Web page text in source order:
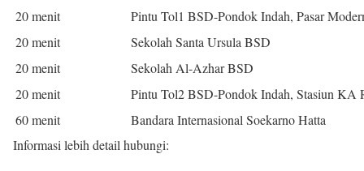
20 menit
Pintu Tol1 BSD-Pondok Indah, Pasar
20 menit
Sekolah Santa Ursula BSD
20 menit
Sekolah Al-Azhar BSD
20 menit
Pintu Tol2 BSD-Pondok Indah, Stasiun KA
60 menit
Bandara Internasional Soekarno Hatta
Informasi lebih detail hubungi: